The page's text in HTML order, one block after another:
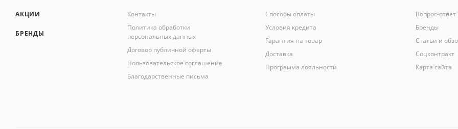
АКЦИИ
БРЕНДЫ
Контакты
Политика обработки
персональных данных
Договор публичной оферты
Пользовательское соглашение
Благодарственные письма
Способы оплаты
Условия кредита
Гарантия на товар
Доставка
Программа лояльности
Вопрос-ответ
Бренды
Статьи и
Соцконтракт
Карта сайта